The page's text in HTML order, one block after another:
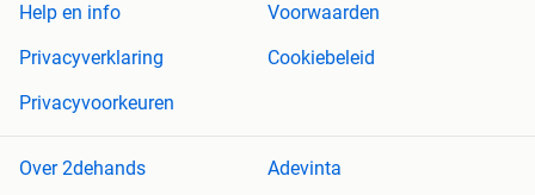
Help en info
Voorwaarden
Privacyverklaring
Cookiebeleid
Privacyvoorkeuren
Over 2dehands Adevinta